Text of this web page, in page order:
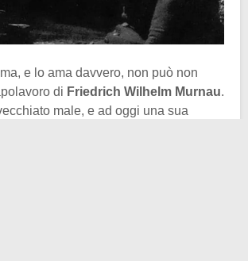
e lo ama davvero, non può non
di Friedrich Wilhelm Murnau.
male, e ad oggi una sua